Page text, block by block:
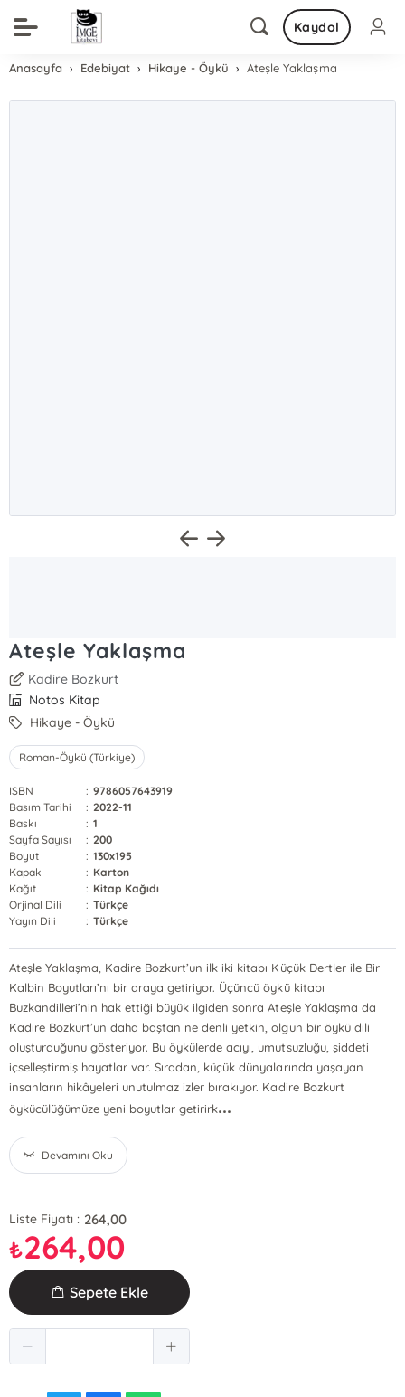
Kaydol
Anasayfa Edebiyat Hikaye - Öykü Ateşle Yaklaşma
Ateşle Yaklaşma
Kadire Bozkurt
Notos Kitap
Hikaye - Öykü
Roman-Öykü (Türkiye)
ISBN : 9786057643919
Basım Tarihi
: 2022-11
Baskı
: 1
Sayfa Sayısı
: 200
Boyut
: 130x195
Kapak
: Karton
Kağıt
: Kitap Kağıdı
Orjinal Dili
: Türkçe
Yayın Dili
: Türkçe
Ateşle Yaklaşma, Kadire Bozkurt’un ilk iki kitabı Küçük Dertler ile Bir
Kalbin Boyutları’nı bir araya getiriyor. Üçüncü öykü kitabı
Buzkandilleri’nin hak ettiği büyük ilgiden sonra Ateşle Yaklaşma da
Kadire Bozkurt’un daha baştan ne denli yetkin, olgun bir öykü dili
oluşturduğunu gösteriyor. Bu öykülerde acıyı, umutsuzluğu, şiddeti
içselleştirmiş hayatlar var. Sıradan, küçük dünyalarında yaşayan
insanların hikâyeleri unutulmaz izler bırakıyor. Kadire Bozkurt
öykücülüğümüze yeni boyutlar getirirk...
Devamını Oku
Liste Fiyatı : 264,00
₺264,00
Sepete Ekle